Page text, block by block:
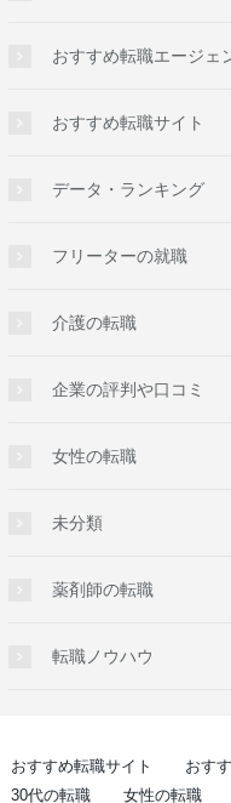
おすすめ転職エージェ
おすすめ転職サイト
データ・ランキング
フリーターの就職
介護の転職
企業の評判や口コミ
女性の転職
未分類
薬剤師の転職
転職ノウハウ
おすすめ転職サイト おす
30代の転職
女性の転職